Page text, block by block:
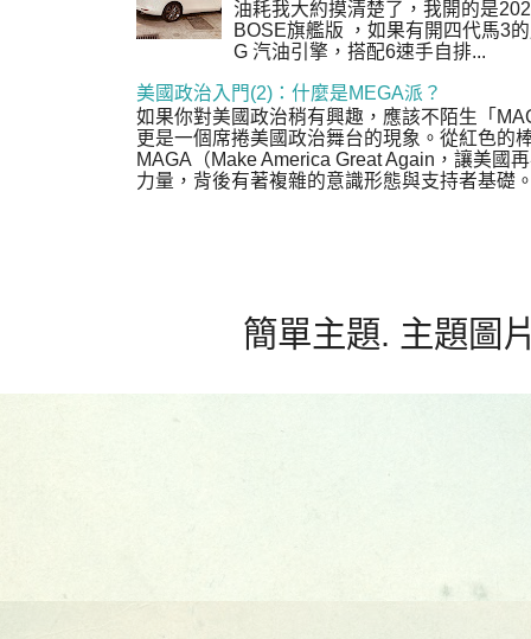
油耗我大約摸清楚了，我開的是
BOSE旗艦版 ，如果有開四代馬3
G 汽油引擎，搭配6速手自排...
美國政治入門(2)：什麼是MEGA派？
如果你對美國政治稍有興趣，應該不陌生「
更是一個席捲美國政治舞台的現象。從紅色的
MAGA（Make America Great Again，讓美國
力量，背後有著複雜的意識形態與支持者基礎
簡單主題. 主題圖